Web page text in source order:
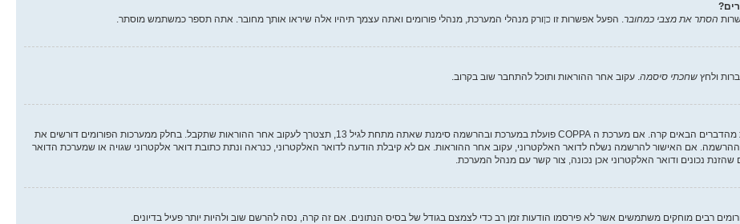
הסתר את מצבי כמחובר. הפעל אפשרות זו כןורק מנהלי המערכת, מנהלי פורומים ואתה עצמך תיהיו אלה שיראו אותך מחובר. אתה תספר כמשתמש מוסתר.
ולחץ שחכתי סיסמה. עקוב אחר ההוראות ותוכל להתחבר שוב בקרוב.
ראשית, בדוק את שם המשתמש והסיסמה שהזנת. אם הם נכונים, אז כנראה ואת מהדברים הבאים קרה. אם מערכת ה COPPA פועלת במערכת ובהרשמה סימנת שאתה מתחת לגיל 13, תצטרך לעקוב אחר ההוראות שתקבל. בחלק ממערכות הפורומים דורשים את
אם האישור להרשמה נשלח לדואר האלקטרוני, עקוב אחר ההוראות. אם לא קיבלת הודעה לדואר האלקטרוני, כנראה ונתת כתובת דואר אלקטרוני שגויה או שמערכת הדואר
נכונים ודואר האלקטרוני אכן נכונה, צור קשר עם מנהל המערכת.
רבים מוחקים משתמשים אשר לא פירסמו הודעות זמן רב כדי לצמצם בגודל של בסיס הנתונים. אם זה קרה, נסה להרשם שוב ולהיות יותר פעיל בדיונים.